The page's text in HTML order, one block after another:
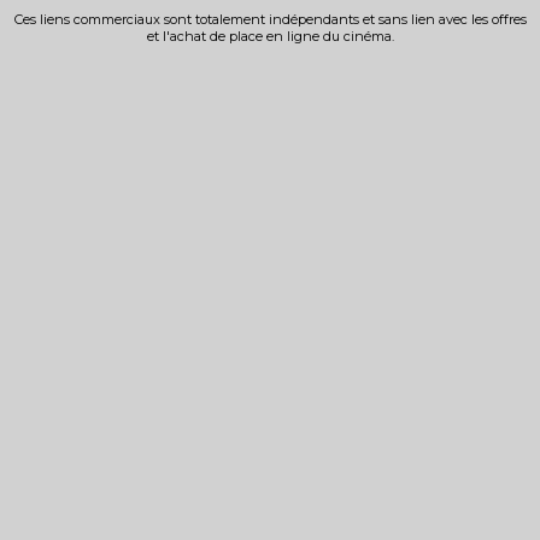
Ces liens commerciaux sont totalement indépendants et sans lien avec les offres
et l'achat de place en ligne du cinéma.